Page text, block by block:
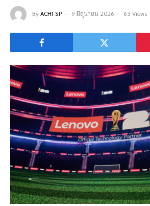
ByACHI-SP 9 มิถุนายน 2026 63 Views